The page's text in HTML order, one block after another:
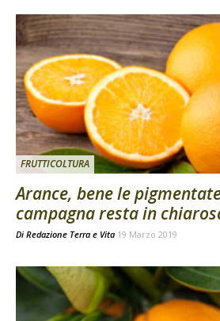
FRUTTICOLTURA
Arance, bene le
campagna resta in
Di Redazione Terra e Vita 19 Marzo 2019